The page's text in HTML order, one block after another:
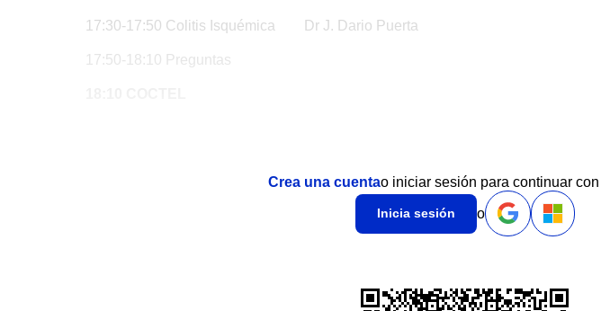
17:30-17:50 Colitis Isquémica Dr J. Dario Puerta
17:50-18:10 Preguntas
Crea una cuentao iniciar sesión para continuar
Inicia sesión o